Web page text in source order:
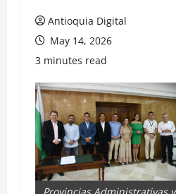
Antioquia Digital
May 14, 2026
3 minutes read